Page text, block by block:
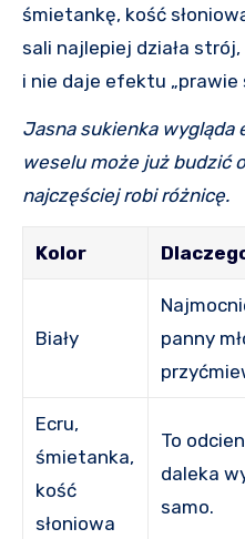
śmietankę, kość
sali najlepiej działa
i nie daje efektu „prawie
Jasna sukienka wygląda
weselu może już budzić
najczęściej robi różnicę.
Kolor
Biały
panny
Ecru,
śmietanka,
kość
słoniowa
To
daleka
samo.